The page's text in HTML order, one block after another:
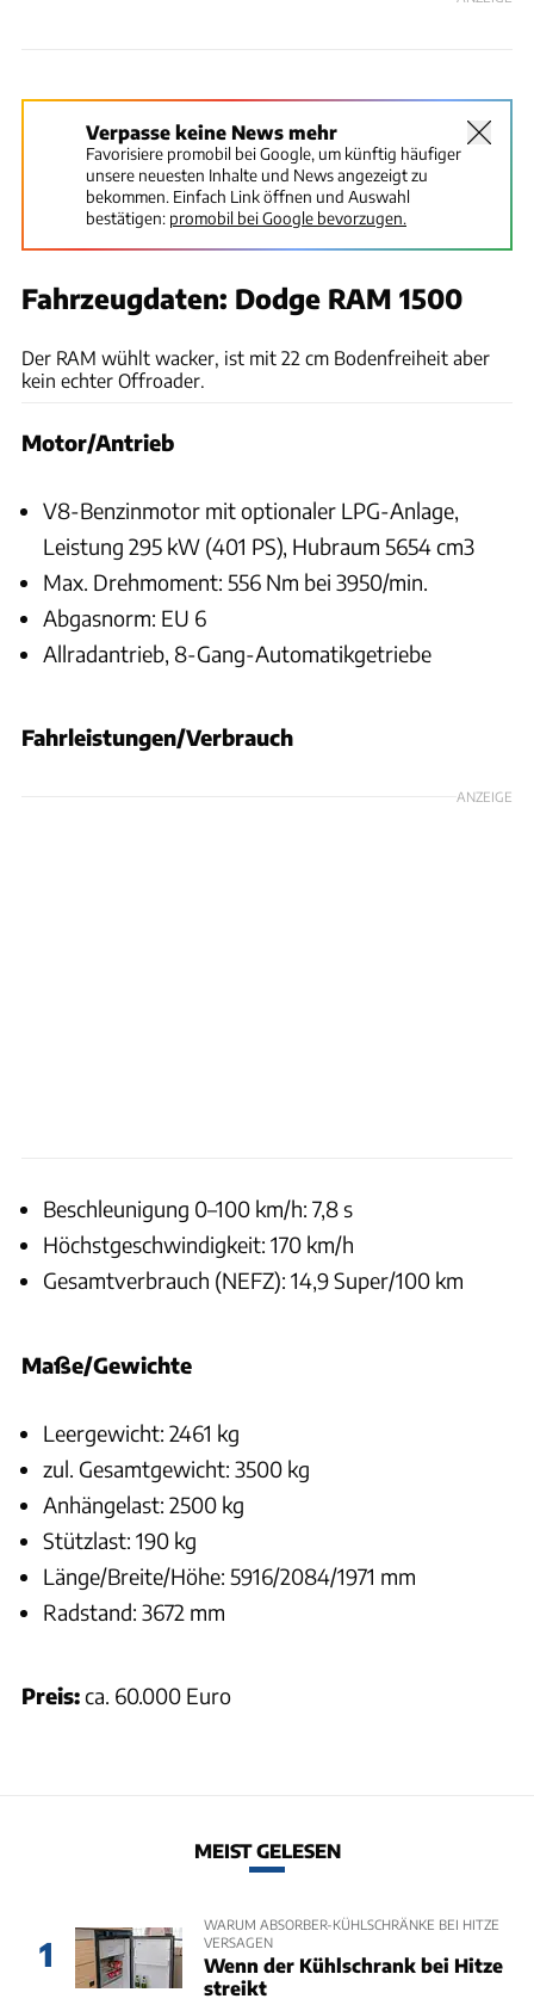
Verpasse keine News mehr
Favorisiere promobil bei Google, um künftig häufiger
unsere neuesten Inhalte und News angezeigt zu
bekommen. Einfach Link öffnen und Auswahl
bestätigen: promobil bei Google bevorzugen.
Fahrzeugdaten: Dodge RAM 1500Dino Eisele
Der RAM wühlt wacker, ist mit 22 cm Bodenfreiheit aber
kein echter Offroader.
Motor/Antrieb
V8-Benzinmotor mit optionaler LPG-Anlage,
Leistung 295 kW (401 PS), Hubraum 5654 cm3
Max. Drehmoment: 556 Nm bei 3950/min.
Abgasnorm: EU 6
Allradantrieb, 8-Gang-Automatikgetriebe
Fahrleistungen/Verbrauch
ANZEIGE
Beschleunigung 0–100 km/h: 7,8 s
Höchstgeschwindigkeit: 170 km/h
Gesamtverbrauch (NEFZ): 14,9 Super/100 km
Maße/Gewichte
Leergewicht: 2461 kg
zul. Gesamtgewicht: 3500 kg
Anhängelast: 2500 kg
Stützlast: 190 kg
Länge/Breite/Höhe: 5916/2084/1971 mm
Radstand: 3672 mm
Preis:ca. 60.000 Euro
MEIST GELESEN
1
WARUM ABSORBER-KÜHLSCHRÄNKE BEI HITZE
VERSAGEN
Wenn der Kühlschrank bei Hitze
streikt